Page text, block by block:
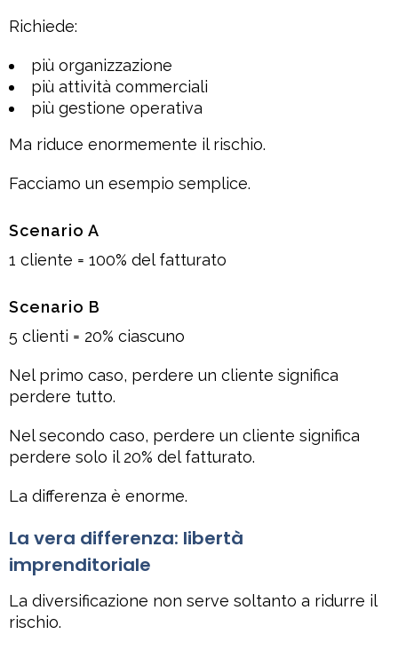
Richiede:
più organizzazione
più attività commerciali
più gestione operativa
Ma riduce enormemente il rischio.
Facciamo un esempio semplice.
Scenario A
1 cliente = 100% del fatturato
Scenario B
5 clienti = 20% ciascuno
Nel primo caso, perdere un cliente significa
perdere tutto.
Nel secondo caso, perdere un cliente significa
perdere solo il 20% del fatturato.
La differenza è enorme.
La vera differenza: libertà
imprenditoriale
La diversificazione non serve soltanto a ridurre il
rischio.